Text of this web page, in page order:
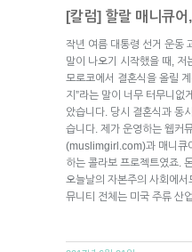
[칼럼] 할랄 매니큐
작년 여름 대통령 선거 운동
말이 나오기 시작했을 때, 저
모로코에서 결혼식을 올릴
지”라는 말이 너무 터무니없
았습니다. 당시 결혼식과 동
습니다. 제가 운영하는 웹커
(muslimgirl.com)과 매니큐
하는 콜라보 프로젝트였죠.
오늘날의 자본주의 사회에
뮤니티 전체는 미국 주류 산